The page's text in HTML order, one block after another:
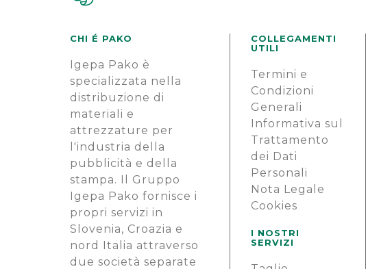
CHI É PAKO
Igepa Pako è
specializzata nella
distribuzione di
materiali e
attrezzature per
l'industria della
pubblicità e della
stampa. Il Gruppo
Igepa Pako fornisce i
propri servizi in
Slovenia, Croazia e
nord Italia attraverso
due società separate
COLLEGAMENTI
UTILI
Termini e
Condizioni
Generali
Informativa sul
Trattamento
dei Dati
Personali
Nota Legale
Cookies
I NOSTRI
SERVIZI